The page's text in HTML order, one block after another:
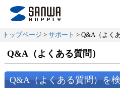
トップページ > サポート > Q&A（よく
Q&A（よくある質問）
Q&A（よくある質問）を